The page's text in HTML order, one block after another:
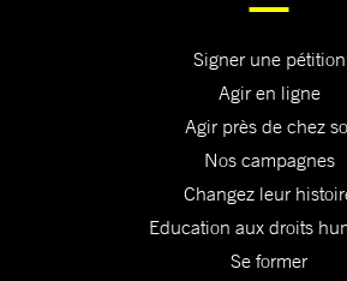
Signer une pétition
Agir en ligne
Agir près de chez
Nos campagnes
Changez leur
Education aux droits
Se former